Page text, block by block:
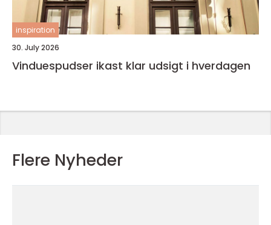
inspiration
30. July 2026
Vinduespudser ikast klar udsigt i hverdagen
Flere Nyheder